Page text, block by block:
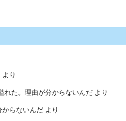
より
れた。理由が分からないんだ より
からないんだ より